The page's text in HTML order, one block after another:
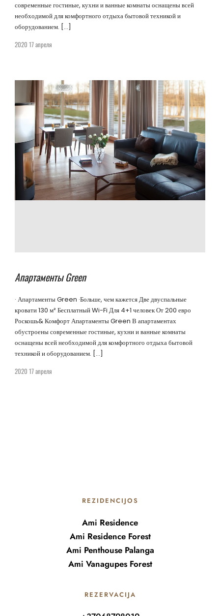
современные гостиные, кухни и ванные комнаты оснащены всей
необходимой для комфортного отдыха бытовой техникой и
оборудованием. […]
2020 17 апреля
Апартаменты Green
· Апартаменты Green ·Больше, чем кажется Две двуспальные
кровати 130 м² Бесплатный Wi-Fi Для 4+1 человек От 200 евро
Роскошь& Комфорт Апартаменты Green В апартаментах
обустроены современные гостиные, кухни и ванные комнаты
оснащены всей необходимой для комфортного отдыха бытовой
техникой и оборудованием. […]
2020 17 апреля
REZIDENCIJOS
Ami Residence
Ami Residence Forest
Ami Penthouse Palanga
Ami Vanagupes Forest
REZERVACIJA